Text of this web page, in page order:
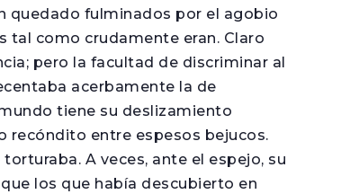
quedado fulminados por el agobio
tal como crudamente eran. Claro
pero la facultad de discriminar al
acerbamente la de
tiene su deslizamiento
recóndito entre espesos bejucos.
A veces, ante el espejo, su
los que había descubierto en